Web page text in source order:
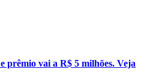
prêmio vai a R$ 5 milhões. Veja